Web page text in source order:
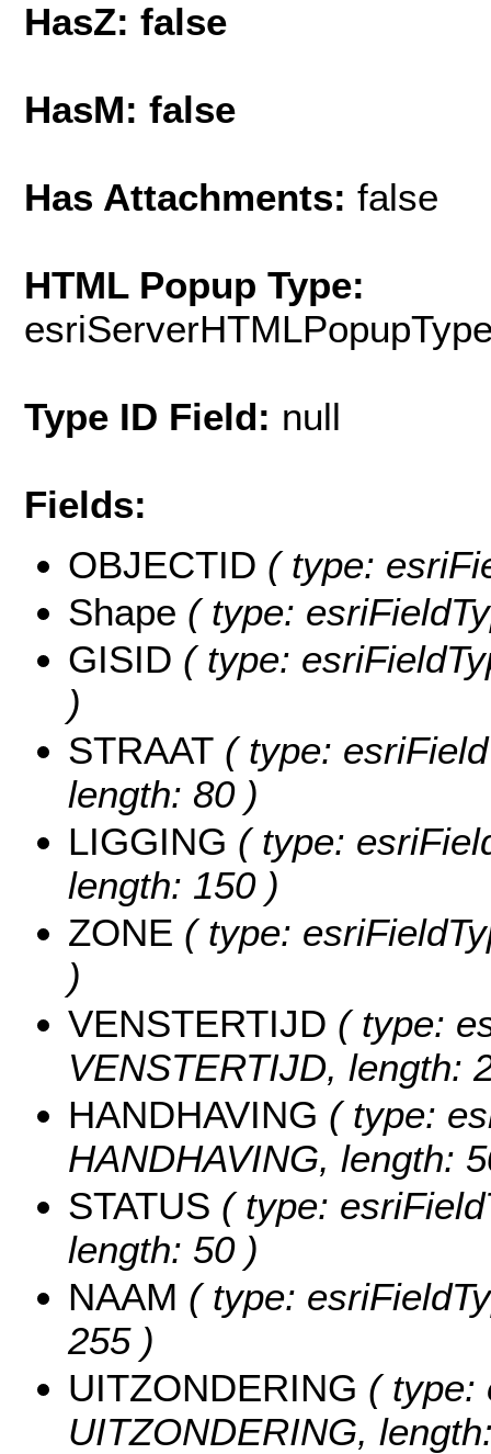
HasZ: false
HasM: false
Has Attachments: false
HTML Popup Type:
Type ID Field: null
Fields:
OBJECTID ( type:
Shape ( type:
GISID ( type:
)
STRAAT ( type:
length: 80 )
LIGGING ( type:
length: 150 )
ZONE ( type:
)
VENSTERTIJD ( type:
VENSTERTIJD, length:
HANDHAVING ( type:
HANDHAVING, length:
STATUS ( type:
length: 50 )
NAAM ( type:
255 )
UITZONDERING ( type:
UITZONDERING,